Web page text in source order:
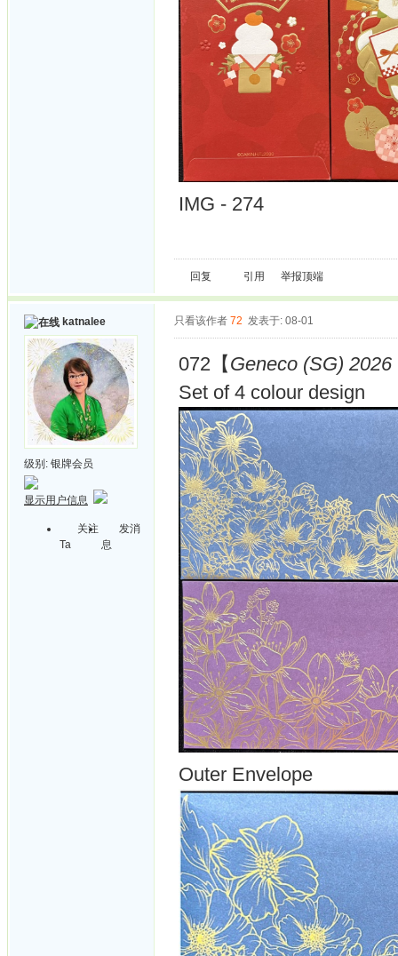
IMG - 274
回复 引用 举报顶端
katnalee
级别: 银牌会员
显示用户信息
关注
Ta
发消
息
只看该作者 72 发表于: 08-01
072【Geneco (SG)
Set of 4 colour design
Outer Envelope